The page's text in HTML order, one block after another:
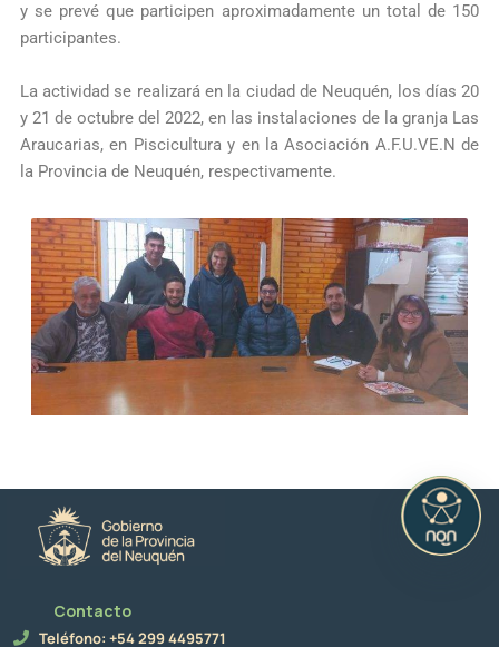
y se prevé que participen aproximadamente un total de 150
participantes.
La actividad se realizará en la ciudad de Neuquén, los días 20
y 21 de octubre del 2022, en las instalaciones de la granja Las
Araucarias, en Piscicultura y en la Asociación A.F.U.VE.N de
la Provincia de Neuquén, respectivamente.
Contacto
Teléfono: +54 299 4495771